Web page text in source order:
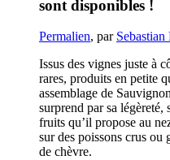
sont disponibles !
Permalien, par
Issus des vignes juste à
rares, produits en petite
assemblage de
surprend par sa légèreté,
fruits qu’il propose au
sur des poissons crus ou
de chèvre.